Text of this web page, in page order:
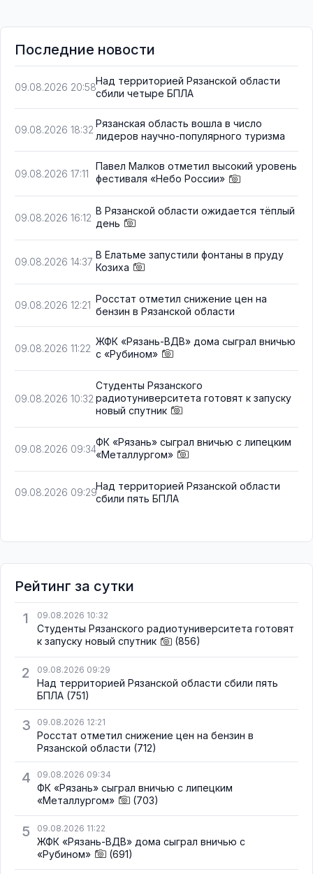
Последние новости
09.08.2026 20:58
Над территорией Рязанской области
сбили четыре БПЛА
09.08.2026 18:32
Рязанская область вошла в число
лидеров научно-популярного туризма
09.08.2026 17:11
Павел Малков отметил высокий уровень
фестиваля «Небо России»
09.08.2026 16:12
В Рязанской области ожидается тёплый
день
09.08.2026 14:37
В Елатьме запустили фонтаны в пруду
Козиха
09.08.2026 12:21
Росстат отметил снижение цен на
бензин в Рязанской области
09.08.2026 11:22
ЖФК «Рязань-ВДВ» дома сыграл вничью
с «Рубином»
09.08.2026 10:32
Студенты Рязанского
радиотуниверситета готовят к запуску
новый спутник
09.08.2026 09:34
ФК «Рязань» сыграл вничью с липецким
«Металлургом»
09.08.2026 09:29
Над территорией Рязанской области
сбили пять БПЛА
Рейтинг за сутки
1
09.08.2026 10:32
Студенты Рязанского радиотуниверситета готовят
к запуску новый спутник
(856)
2 09.08.2026 09:29
Над территорией Рязанской области сбили пять
БПЛА (751)
3 09.08.2026 12:21
Росстат отметил снижение цен на бензин в
Рязанской области (712)
4 09.08.2026 09:34
ФК «Рязань» сыграл вничью с липецким
«Металлургом»
(703)
5 09.08.2026 11:22
ЖФК «Рязань-ВДВ» дома сыграл вничью с
«Рубином»
(691)